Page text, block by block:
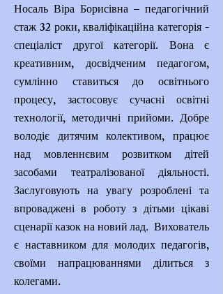
Носаль Віра Борисівна – педагогічний
стаж 32 роки, кваліфікаційна категорія -
спеціаліст другої категорії. Вона є
креативним, досвідченим педагогом,
сумлінно ставиться до освітнього
процесу, застосовує сучасні освітні
технології, методичні прийоми. Добре
володіє дитячим колективом, працює
над мовленнєвим розвитком дітей
засобами театралізованої діяльності.
Заслуговують на увагу розроблені та
впроваджені в роботу з дітьми цікаві
сценарії казок на новий лад. Вихователь
є наставником для молодих педагогів,
своїми напрацюваннями ділиться з
колегами.